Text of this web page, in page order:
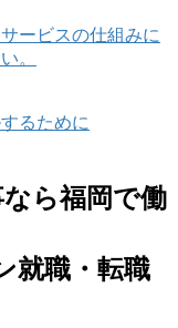
ービスの仕組みに
。
るために
ら福岡で働
就職・転職